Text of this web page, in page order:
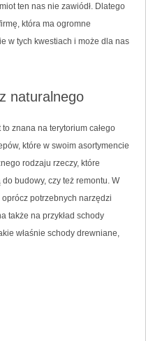
ten nas nie zawiódł. Dlatego
która ma ogromne
w tych kwestiach i może dla nas
naturalnego
znana na terytorium całego
które w swoim asortymencie
rodzaju rzeczy, które
budowy, czy też remontu. W
potrzebnych narzędzi
także na przykład schody
właśnie schody drewniane,